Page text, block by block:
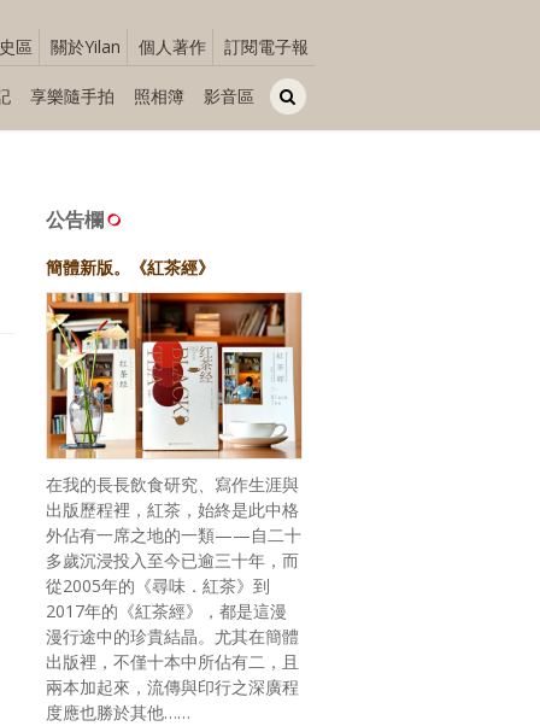
區 關於Yilan 個人著作 訂閱電子報
享樂隨手拍 照相簿 影音區
公告欄
簡體新版。《紅茶經》
在我的長長飲食研究、寫作生涯與
出版歷程裡，紅茶，始終是此中格
外佔有一席之地的一類——自二十
多歲沉浸投入至今已逾三十年，而
從2005年的《尋味．紅茶》到
2017年的《紅茶經》，都是這漫
漫行途中的珍貴結晶。尤其在簡體
出版裡，不僅十本中所佔有二，且
兩本加起來，流傳與印行之深廣程
度應也勝於其他……